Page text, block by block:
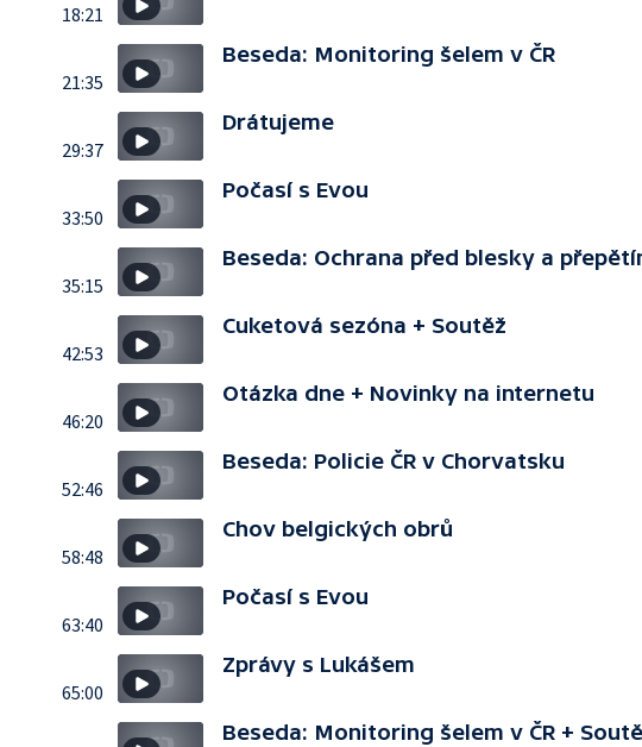
18:21
21:35
Beseda: Monitoring šelem v ČR
29:37
Drátujeme
33:50
Počasí s Evou
35:15
Beseda: Ochrana před blesky a
42:53
Cuketová sezóna + Soutěž
46:20
Otázka dne + Novinky na internetu
52:46
Beseda: Policie ČR v Chorvatsku
58:48
Chov belgických obrů
63:40
Počasí s Evou
65:00
Zprávy s Lukášem
Beseda: Monitoring šelem v ČR +